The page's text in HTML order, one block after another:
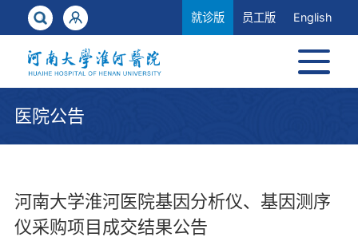
就诊版 员工版 English
医院公告
河南大学淮河医院基因分析仪、基因测序
仪采购项目成交结果公告